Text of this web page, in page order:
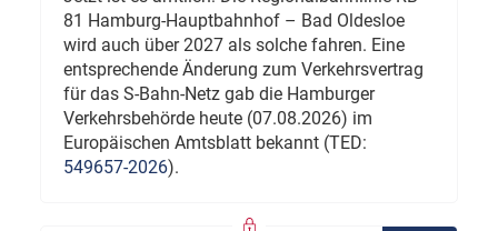
81 Hamburg-Hauptbahnhof – Bad Oldesloe
wird auch über 2027 als solche fahren. Eine
entsprechende Änderung zum Verkehrsvertrag
für das S-Bahn-Netz gab die Hamburger
Verkehrsbehörde heute (07.08.2026) im
Europäischen Amtsblatt bekannt (TED:
549657-2026).